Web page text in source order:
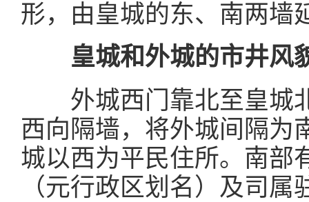
形，由皇城的东、南两墙
皇城和外城的市井风
外城西门靠北至皇城
西向隔墙，将外城间隔为
城以西为平民住所。南部
（元行政区划名）及司